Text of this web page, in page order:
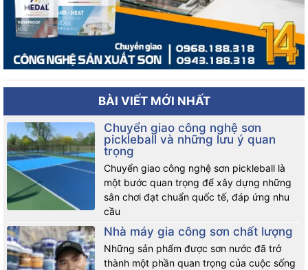
BÀI VIẾT MỚI NHẤT
Chuyển giao công nghệ sơn
pickleball và những lưu ý quan
trọng
Chuyển giao công nghệ sơn pickleball là
một bước quan trọng để xây dựng những
sân chơi đạt chuẩn quốc tế, đáp ứng nhu
cầu
Nhà máy gia công sơn chất lượng
Những sản phẩm được sơn nước đã trở
thành một phần quan trọng của cuộc sống